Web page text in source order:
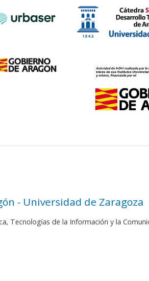
- Universidad de Zaragoza
Tecnologías de la Información y la